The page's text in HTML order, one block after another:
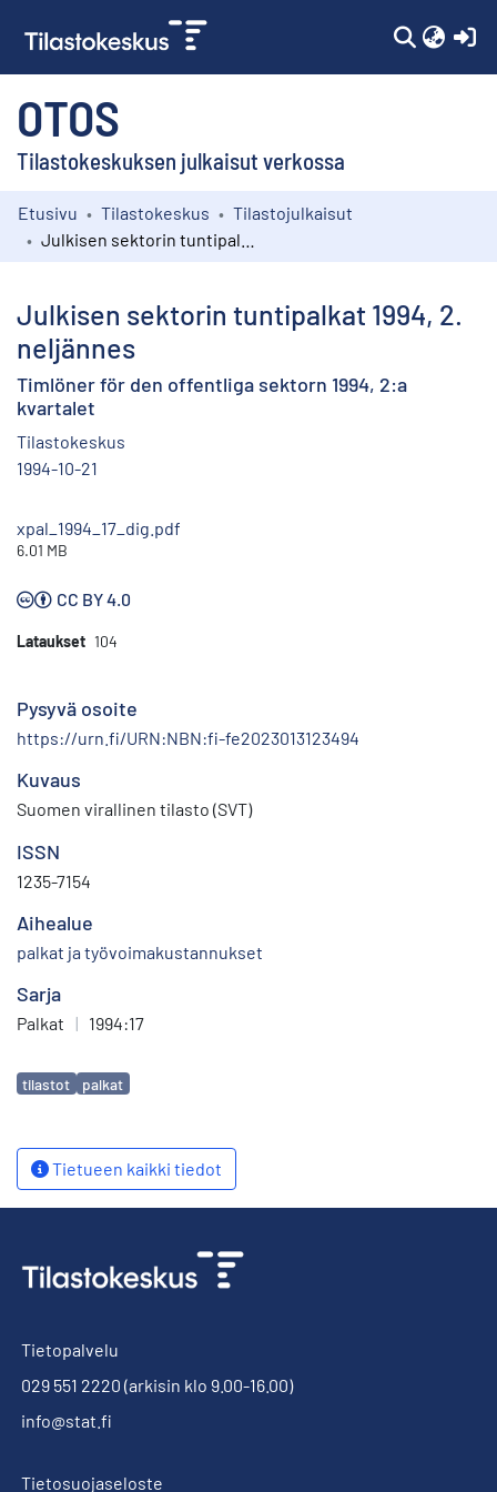
OTOS
Tilastokeskuksen julkaisut verkossa
Kokoelmat
Etusivu Tilastokeskus
Tilastojulkaisut
Julkisen sektorin tuntipalkat 1994, 2.
neljännes
Timlöner för den offentliga sektorn 1994, 2:a
kvartalet
Tilastokeskus
1994-10-21
xpal_1994_17_dig.pdf
6.01 MB
CC BY 4.0
Lataukset 104
Pysyvä osoite
https://urn.fi/URN:NBN:fi-fe2023013123494
Kuvaus
Suomen virallinen tilasto (SVT)
ISSN
1235-7154
Aihealue
palkat ja työvoimakustannukset
Sarja
Palkat | 1994:17
Avainsanat
tilastot palkat
Tietueen kaikki tiedot
Tietopalvelu
029 551 2220 (arkisin klo 9.00-16.00)
info@stat.fi
Tietosuojaseloste